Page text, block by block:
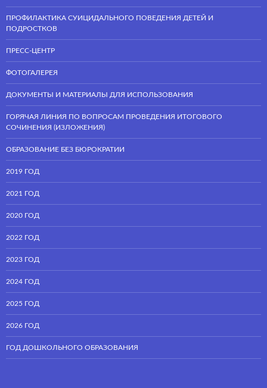
ПРОФИЛАКТИКА СУИЦИДАЛЬНОГО ПОВЕДЕНИЯ ДЕТЕЙ И
ПОДРОСТКОВ
ПРЕСС-ЦЕНТР
ФОТОГАЛЕРЕЯ
ДОКУМЕНТЫ И МАТЕРИАЛЫ ДЛЯ ИСПОЛЬЗОВАНИЯ
ГОРЯЧАЯ ЛИНИЯ ПО ВОПРОСАМ ПРОВЕДЕНИЯ ИТОГОВОГО
СОЧИНЕНИЯ (ИЗЛОЖЕНИЯ)
ОБРАЗОВАНИЕ БЕЗ БЮРОКРАТИИ
2019 ГОД
2021 ГОД
2020 ГОД
2022 ГОД
2023 ГОД
2024 ГОД
2025 ГОД
2026 ГОД
ГОД ДОШКОЛЬНОГО ОБРАЗОВАНИЯ